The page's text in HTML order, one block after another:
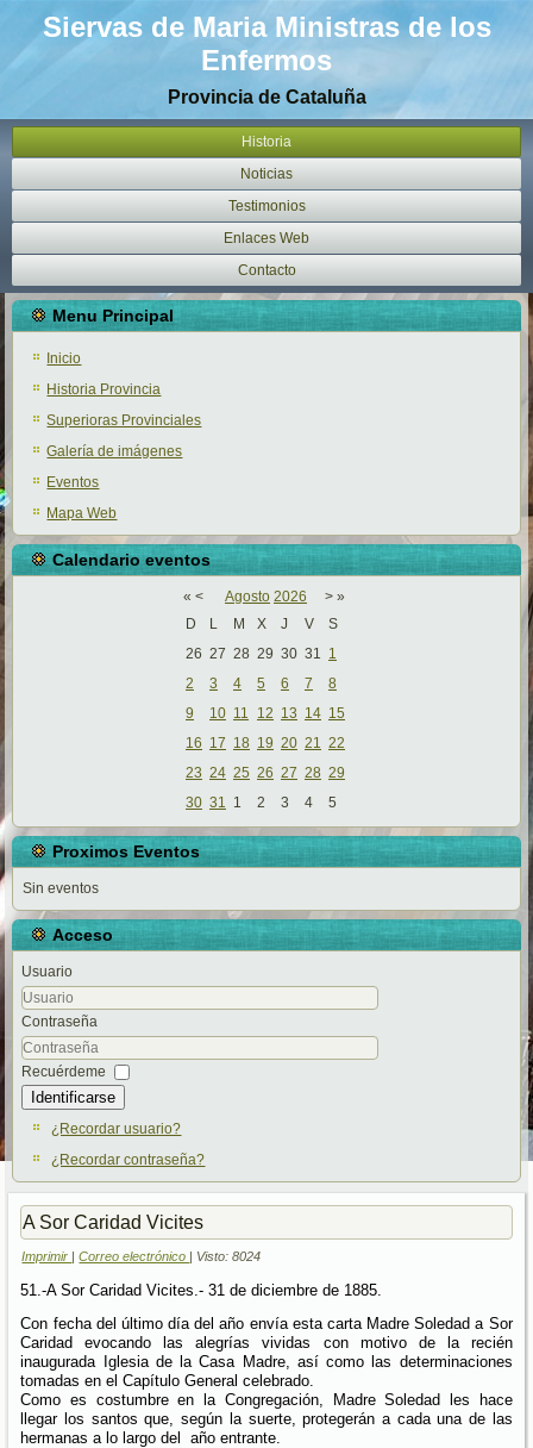
Siervas de Maria Ministras de los
Enfermos
Provincia de Cataluña
Historia
Noticias
Testimonios
Enlaces Web
Contacto
Menu Principal
Inicio
Historia Provincia
Superioras Provinciales
Galería de imágenes
Eventos
Mapa Web
Calendario eventos
« < Agosto 2026 > »
D
L M X J V
S
26 27 28 29 30 31 1
2
3 4 5 6 7
8
9
10 11 12 13 14 15
16 17 18 19 20 21 22
23 24 25 26 27 28 29
30 31 1 2 3 4 5
Proximos Eventos
Sin eventos
Acceso
Usuario
Contraseña
Recuérdeme
Identificarse
¿Recordar usuario?
¿Recordar contraseña?
A Sor Caridad Vicites
Imprimir |Correo electrónico | Visto: 8024
51.-A Sor Caridad Vicites.- 31 de diciembre de 1885.
Con fecha del último día del año envía esta carta Madre Soledad a Sor
Caridad evocando las alegrías vividas con motivo de la recién
inaugurada Iglesia de la Casa Madre, así como las determinaciones
tomadas en el Capítulo General celebrado.
Como es costumbre en la Congregación, Madre Soledad les hace
llegar los santos que, según la suerte, protegerán a cada una de las
hermanas a lo largo del año entrante.